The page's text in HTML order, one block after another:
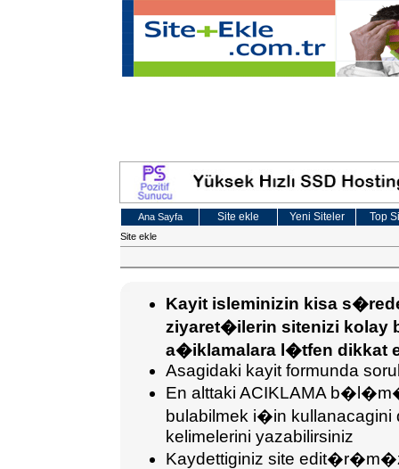
Ana Sayfa Site ekle Yeni Siteler Top
Site ekle
Kayit isleminizin kisa
ziyaret�ilerin sitenizi kolay
a�iklamalara l�tfen dikkat
Asagidaki kayit formunda
En alttaki ACIKLAMA
bulabilmek i�in
kelimelerini yazabilirsiniz
Kaydettiginiz site